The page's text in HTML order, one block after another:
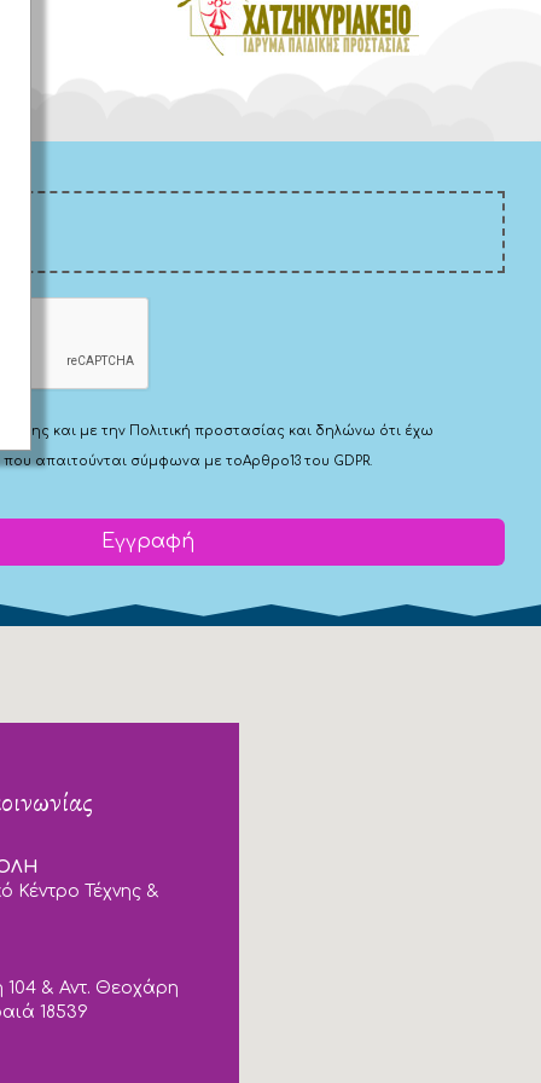
και με την Πολιτική προστασίας και δηλώνω ότι έχω
που απαιτούνται σύμφωνα με τοΑρθρο13 του GDPR.
Εγγραφή
Κέντρο Τέχνης &
104 & Αντ. Θεοχάρη
18539